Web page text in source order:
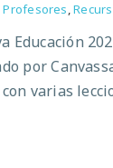
Profesores,
Educación
por
varias